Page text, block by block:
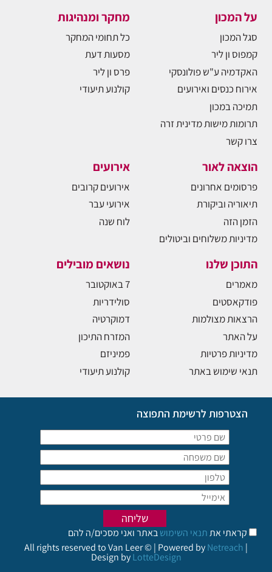
על המכון
סגל המכון
קמפוס ון ליר
האקדמיה ע"ש פולונסקי
אירוח כנסים ואירועים
תמיכה במכון
תרומות מישות מדינית זרה
צרו קשר
מחקר ומנהיגות
כל תחומי המחקר
מסעות דעת
פרס ון ליר
קולנוע תיעודי
הוצאה לאור
פרסומים אחרונים
תיאוריה וביקורת
הזמן הזה
מדיניות משלוחים וביטולים
אירועים
אירועים קרובים
אירועי עבר
לוח שנה
התוכן שלנו
מאמרים
פודקאסטים
הרצאות מצולמות
על האתר
מדיניות פרטיות
תנאי שימוש באתר
נושאים מובילים
7 באוקטובר
סולידריות
דמוקרטיה
המזרח התיכון
פמיניזם
קולנוע תיעודי
הצטרפות לרשימת התפוצה
קראתי אתתנאי השימושבאתר ואני מסכים/ה להם
All rights reserved to Van Leer © | Powered byNetreach |
Design byLotteDesign